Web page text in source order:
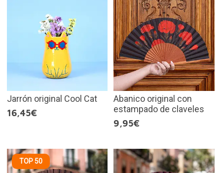
Jarrón original Cool Cat
16,45€
Abanico original con
estampado de claveles
9,95€
TOP 50